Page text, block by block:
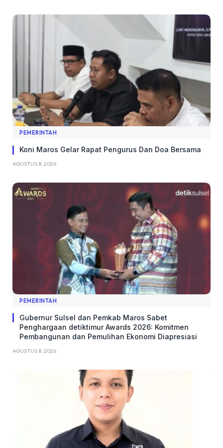
PEMERINTAH
Koni Maros Gelar Rapat Pengurus Dan Doa Bersama
AGUSTUS 8, 2026
PEMERINTAH
Gubernur Sulsel dan Pemkab Maros Sabet
Penghargaan detiktimur Awards 2026: Komitmen
Pembangunan dan Pemulihan Ekonomi Diapresiasi
AGUSTUS 8, 2026